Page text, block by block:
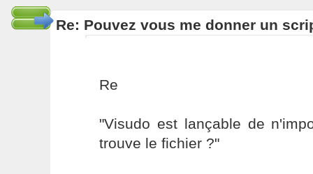
Re: Pouvez vous me donner un
Re
"Visudo est lançable de
trouve le fichier ?"